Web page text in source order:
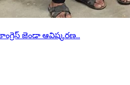
జెండా ఆవిష్కరణ..